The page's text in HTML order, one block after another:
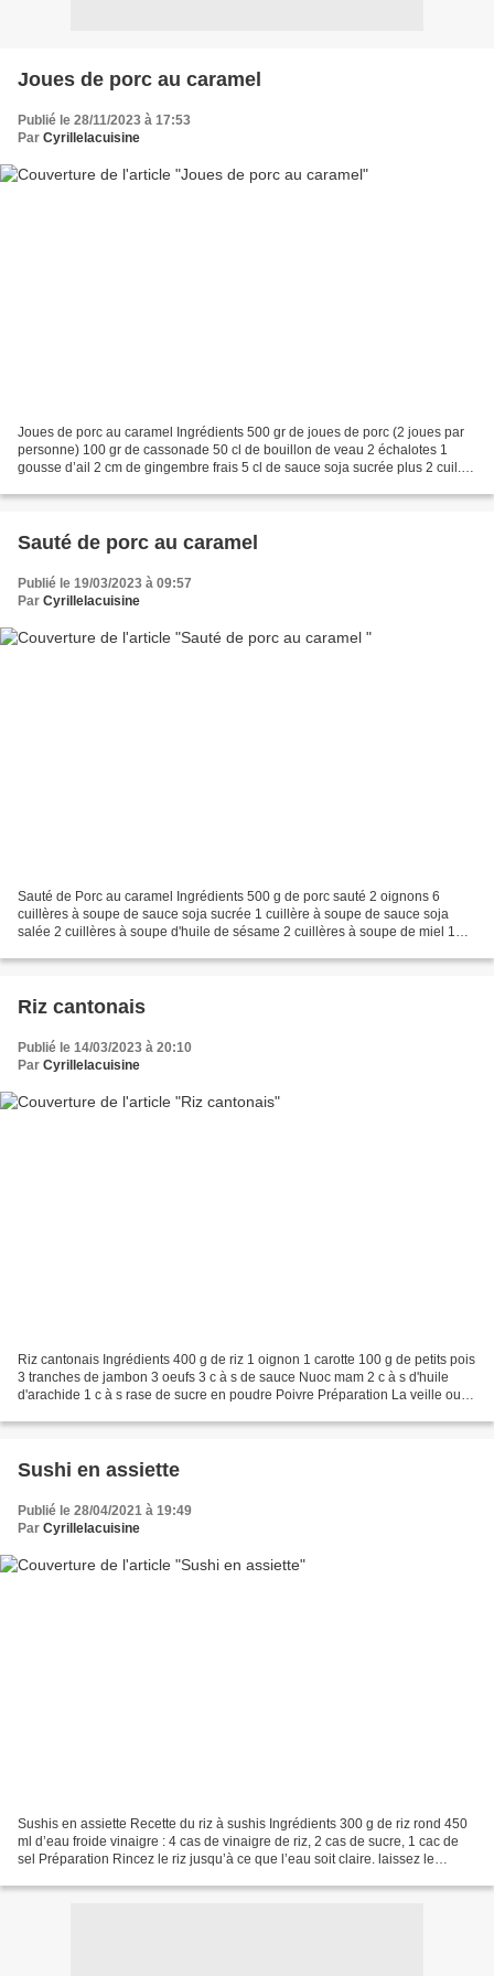
Joues de porc au caramel
Publié le 28/11/2023 à 17:53
Par Cyrillelacuisine
Joues de porc au caramel Ingrédients 500 gr de joues de porc (2 joues par
personne) 100 gr de cassonade 50 cl de bouillon de veau 2 échalotes 1
gousse d’ail 2 cm de gingembre frais 5 cl de sauce soja sucrée plus 2 cuil. à
Sauté de porc au caramel
Publié le 19/03/2023 à 09:57
Par Cyrillelacuisine
Sauté de Porc au caramel Ingrédients 500 g de porc sauté 2 oignons 6
cuillères à soupe de sauce soja sucrée 1 cuillère à soupe de sauce soja
salée 2 cuillères à soupe d'huile de sésame 2 cuillères à soupe de miel 1
Riz cantonais
Publié le 14/03/2023 à 20:10
Par Cyrillelacuisine
Riz cantonais Ingrédients 400 g de riz 1 oignon 1 carotte 100 g de petits pois
3 tranches de jambon 3 oeufs 3 c à s de sauce Nuoc mam 2 c à s d'huile
d'arachide 1 c à s rase de sucre en poudre Poivre Préparation La veille ou le
Sushi en assiette
Publié le 28/04/2021 à 19:49
Par Cyrillelacuisine
Sushis en assiette Recette du riz à sushis Ingrédients 300 g de riz rond 450
ml d’eau froide vinaigre : 4 cas de vinaigre de riz, 2 cas de sucre, 1 cac de
sel Préparation Rincez le riz jusqu’à ce que l’eau soit claire. laissez le